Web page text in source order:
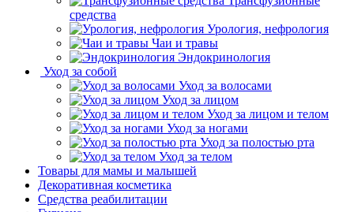
средства
Урология, нефрология
Чаи и травы
Эндокринология
Уход за собой
Уход за волосами
Уход за лицом
Уход за лицом и телом
Уход за ногами
Уход за полостью рта
Уход за телом
Товары для мамы и малышей
Декоративная косметика
Средства реабилитации